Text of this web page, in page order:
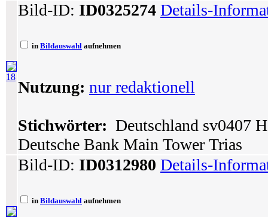
18
Bild-ID: ID0325274 Details-
in Bildauswahl aufnehmen
Nutzung: nur redaktionell
Stichwörter: Deutschland sv0407
Deutsche Bank Main Tower Trias
Bild-ID: ID0312980 Details-
in Bildauswahl aufnehmen